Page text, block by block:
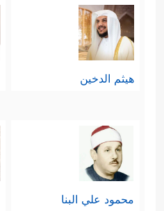
هيثم الدخين
محمود علي البنا